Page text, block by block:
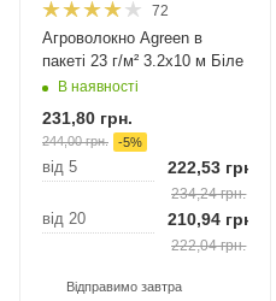
72
Агроволокно Agreen в
пакеті 23 г/м² 3.2х10 м Біле
В наявності
231,80 грн.
244,00грн. -5%
від 5 222,53 грн.
234,24грн.
від 20 210,94 грн.
222,04грн.
Відправимо завтра